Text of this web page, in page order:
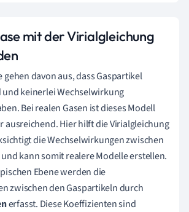
mit der Virialgleichung
gehen davon aus, dass Gaspartikel
keinerlei Wechselwirkung
Bei realen Gasen ist dieses Modell
ausreichend. Hier hilft die Virialgleichung
die Wechselwirkungen zwischen
kann somit realere Modelle erstellen.
Ebene werden die
zwischen den Gaspartikeln durch
erfasst. Diese Koeffizienten sind